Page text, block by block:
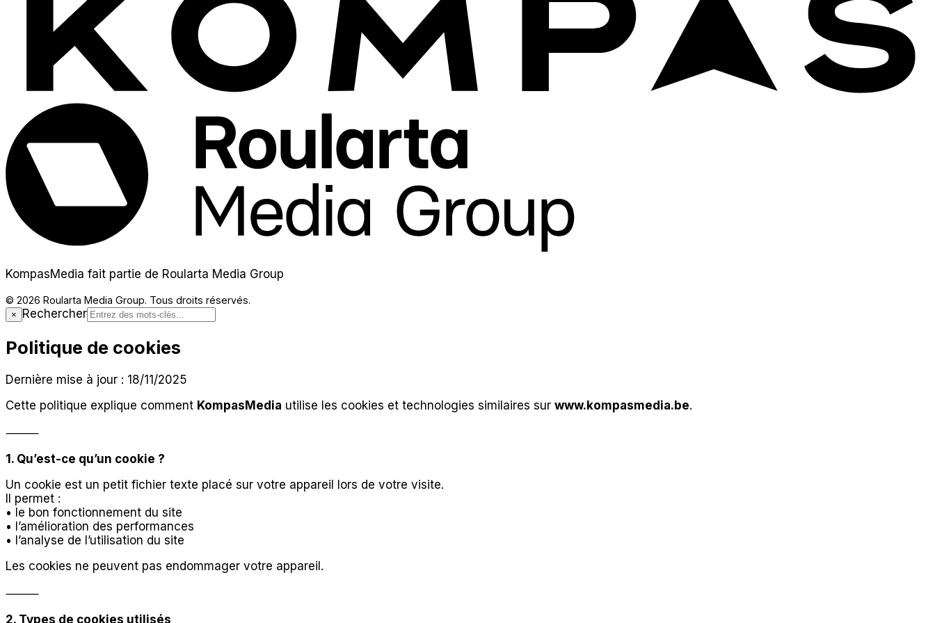
KompasMedia fait partie de Roularta Media Group
© 2026 Roularta Media Group. Tous droits réservés.
× Rechercher
Politique de cookies
Dernière mise à jour : 18/11/2025
Cette politique explique comment KompasMedia utilise les cookies et technologies similaires sur www.kompasmedia.be.
⸻
1. Qu’est-ce qu’un cookie ?
Un cookie est un petit fichier texte placé sur votre appareil lors de votre visite.
Il permet :
• le bon fonctionnement du site
• l’amélioration des performances
• l’analyse de l’utilisation du site
Les cookies ne peuvent pas endommager votre appareil.
⸻
2. Types de cookies utilisés